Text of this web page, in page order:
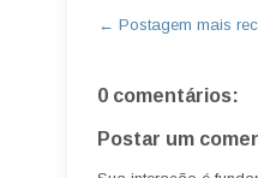
← Postagem mais
0 comentários:
Postar um